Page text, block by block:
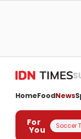
HomeFoodNews
For
You Soccer